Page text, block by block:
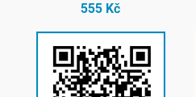
555 Kč